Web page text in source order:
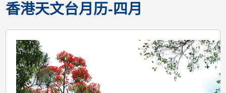
香港天文台月历-四月